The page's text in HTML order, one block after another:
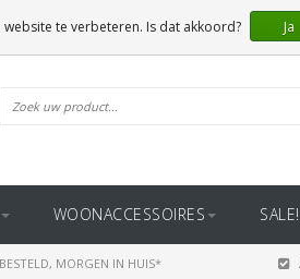
WOONACCESSOIRES SALE!
MORGEN IN HUIS*
te verbeteren. Is dat akkoord? Ja